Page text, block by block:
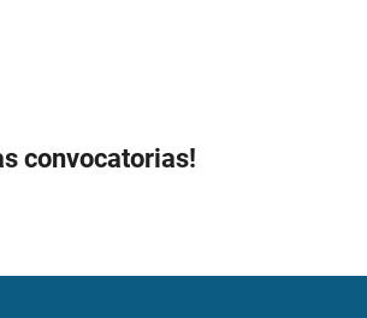
convocatorias!